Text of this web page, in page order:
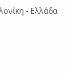
- Ελλάδα